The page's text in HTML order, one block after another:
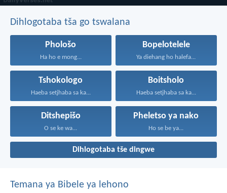
Dihlogotaba tša go tswalana
Phološo
Ha ho e mong...
Bopelotelele
Ya diehang ho halefa...
Tshokologo
Haeba setjhaba sa ka...
Boitsholo
Haeba setjhaba sa ka...
Ditshepišo
O se ke wa...
Pheletso ya nako
Ho se be ya...
Dihlogotaba tše dingwe
Temana ya Bibele ya lehono